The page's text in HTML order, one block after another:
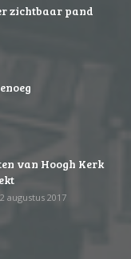
zichtbaar pand
van Hoogh Kerk
augustus 2017